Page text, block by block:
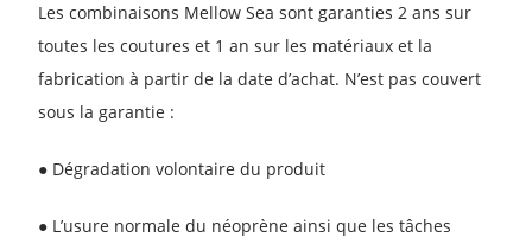
Les combinaisons Mellow Sea sont garanties 2 ans sur
toutes les coutures et 1 an sur les matériaux et la
fabrication à partir de la date d’achat. N’est pas couvert
sous la garantie :
● Dégradation volontaire du produit
● L’usure normale du néoprène ainsi que les tâches